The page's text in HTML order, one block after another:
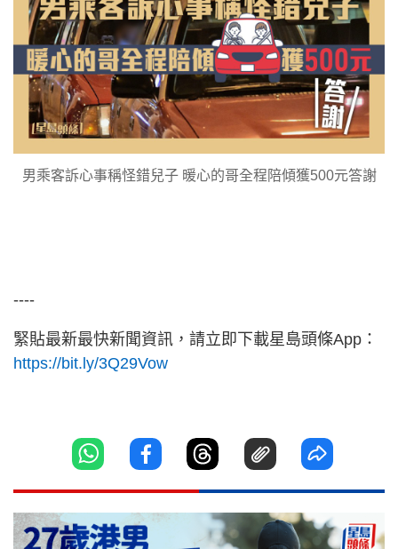
男乘客訴心事稱怪錯兒子 暖心的哥全程陪傾獲500元答謝
----
緊貼最新最快新聞資訊，請立即下載星島頭條App：
https://bit.ly/3Q29Vow